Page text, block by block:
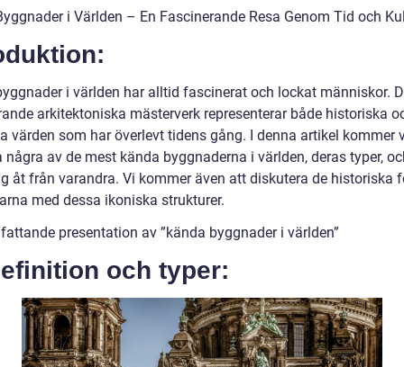
i Världen – En Fascinerande Resa Genom Tid och
i världen har alltid fascinerat och lockat människor.
arkitektoniska mästerverk representerar både historiska
värden som har överlevt tidens gång. I denna artikel kommer
av de mest kända byggnaderna i världen, deras typer,
åt från varandra. Vi kommer även att diskutera de historiska
med dessa ikoniska strukturer.
presentation av ”kända byggnader i världen”
och typer: